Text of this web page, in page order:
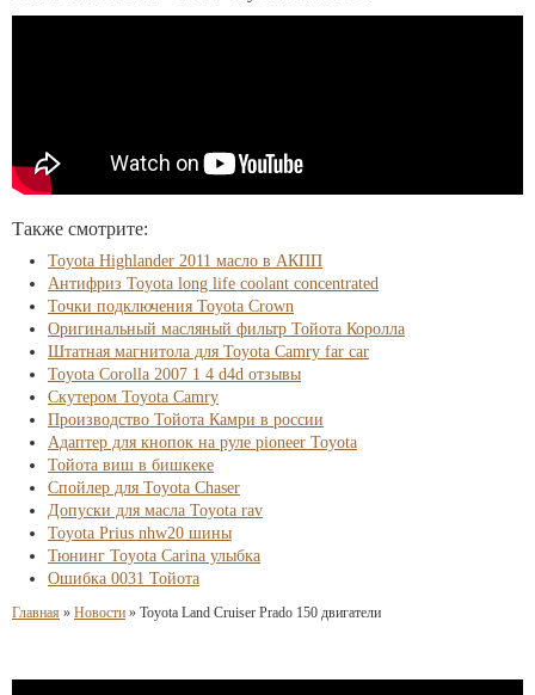
Также смотрите:
Toyota Highlander 2011 масло в АКПП
Антифриз Toyota long life coolant concentrated
Точки подключения Toyota Crown
Оригинальный масляный фильтр Тойота Королла
Штатная магнитола для Toyota Camry far car
Toyota Corolla 2007 1 4 d4d отзывы
Скутером Toyota Camry
Производство Тойота Камри в россии
Адаптер для кнопок на руле pioneer Toyota
Тойота виш в бишкеке
Спойлер для Toyota Chaser
Допуски для масла Toyota rav
Toyota Prius nhw20 шины
Тюнинг Toyota Carina улыбка
Ошибка 0031 Тойота
Главная » Новости » Toyota Land Cruiser Prado 150 двигатели